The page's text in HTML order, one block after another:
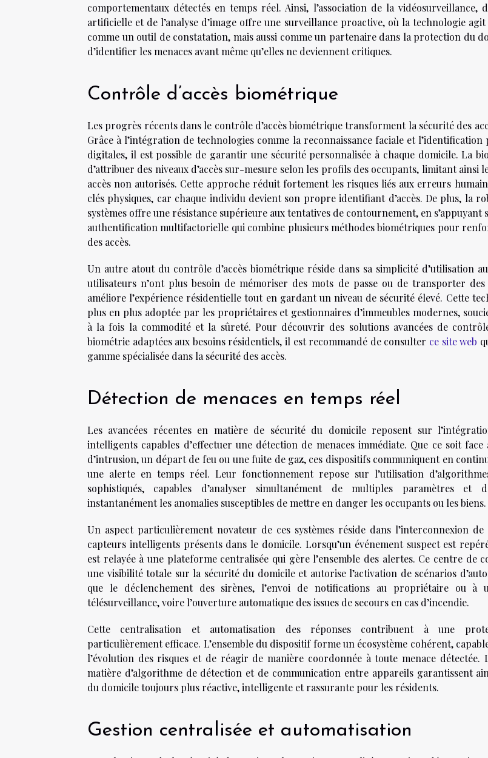
comportementaux détectés en temps réel. Ainsi, l’association de la vidéosurveillance,
artificielle et de l’analyse d’image offre une surveillance proactive, où la technologie
comme un outil de constatation, mais aussi comme un partenaire dans la protection du
d’identifier les menaces avant même qu’elles ne deviennent critiques.
Contrôle d’accès biométrique
Les progrès récents dans le contrôle d’accès biométrique transforment la sécurité des
Grâce à l’intégration de technologies comme la reconnaissance faciale et
digitales, il est possible de garantir une sécurité personnalisée à chaque domicile. La
d’attribuer des niveaux d’accès sur-mesure selon les profils des occupants, limitant ainsi
accès non autorisés. Cette approche réduit fortement les risques liés aux erreurs
clés physiques, car chaque individu devient son propre identifiant d’accès. De plus, la
systèmes offre une résistance supérieure aux tentatives de contournement, en s’appuyant
authentification multifactorielle qui combine plusieurs méthodes biométriques pour
des accès.
Un autre atout du contrôle d’accès biométrique réside dans sa simplicité d’utilisation
utilisateurs n’ont plus besoin de mémoriser des mots de passe ou de transporter des
améliore l’expérience résidentielle tout en gardant un niveau de sécurité élevé. Cette
plus en plus adoptée par les propriétaires et gestionnaires d’immeubles modernes,
à la fois la commodité et la sûreté. Pour découvrir des solutions avancées de
biométrie adaptées aux besoins résidentiels, il est recommandé de consulter ce site web
gamme spécialisée dans la sécurité des accès.
Détection de menaces en temps réel
Les avancées récentes en matière de sécurité du domicile reposent sur
intelligents capables d’effectuer une détection de menaces immédiate. Que ce soit
d’intrusion, un départ de feu ou une fuite de gaz, ces dispositifs communiquent en
une alerte en temps réel. Leur fonctionnement repose sur l’utilisation
sophistiqués, capables d’analyser simultanément de multiples paramètres et
instantanément les anomalies susceptibles de mettre en danger les occupants ou les biens.
Un aspect particulièrement novateur de ces systèmes réside dans l’interconnexion de
capteurs intelligents présents dans le domicile. Lorsqu’un événement suspect est
est relayée à une plateforme centralisée qui gère l’ensemble des alertes. Ce centre de
une visibilité totale sur la sécurité du domicile et autorise l’activation de scénarios
que le déclenchement des sirènes, l’envoi de notifications au propriétaire ou à
télésurveillance, voire l’ouverture automatique des issues de secours en cas d’incendie.
Cette centralisation et automatisation des réponses contribuent à une
particulièrement efficace. L’ensemble du dispositif forme un écosystème cohérent,
l’évolution des risques et de réagir de manière coordonnée à toute menace détectée.
matière d’algorithme de détection et de communication entre appareils garantissent
du domicile toujours plus réactive, intelligente et rassurante pour les résidents.
Gestion centralisée et automatisation